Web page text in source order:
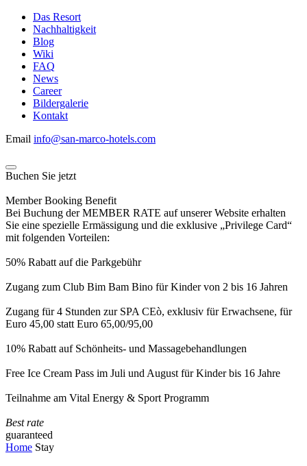
Das Resort
Nachhaltigkeit
Blog
Wiki
FAQ
News
Career
Bildergalerie
Kontakt
Email info@san-marco-hotels.com
Buchen Sie jetzt
Member Booking Benefit
Bei Buchung der MEMBER RATE auf unserer Website erhalten
Sie eine spezielle Ermässigung und die exklusive „Privilege Card“
mit folgenden Vorteilen:
50% Rabatt auf die Parkgebühr
Zugang zum Club Bim Bam Bino für Kinder von 2 bis 16 Jahren
Zugang für 4 Stunden zur SPA CEò, exklusiv für Erwachsene, für
Euro 45,00 statt Euro 65,00/95,00
10% Rabatt auf Schönheits- und Massagebehandlungen
Free Ice Cream Pass im Juli und August für Kinder bis 16 Jahre
Teilnahme am Vital Energy & Sport Programm
Best rate
guaranteed
Home Stay